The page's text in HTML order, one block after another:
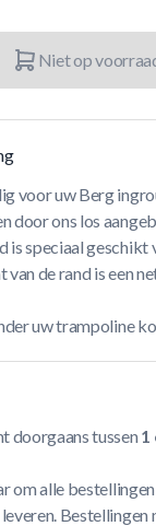
Niet op
voor uw Berg
door ons los
is speciaal
van de rand is een
uw trampoline
doorgaans tussen 1
om alle
Bestellingen